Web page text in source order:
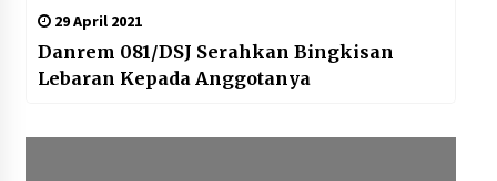
29 April 2021
Danrem 081/DSJ Serahkan Bingkisan
Lebaran Kepada Anggotanya